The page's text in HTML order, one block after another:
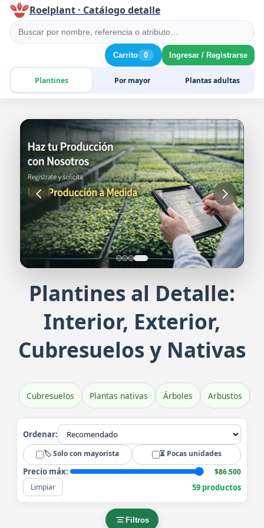
Roelplant · Catálogo detalle
Plantines Por mayor Plantas adultas
Carrito 0 Ingresar / Registrarse
Plantines de Veronica
Belleza y color en tu jardín
Plantines al Detalle:
Interior, Exterior,
Cubresuelos y Nativas
Cubresuelos Plantas nativas Árboles Arbustos
Ordenar:
🏷️ Solo con mayorista ⏳ Pocas unidades
Precio máx:
$86.500
Limpiar
59 productos
Filtros